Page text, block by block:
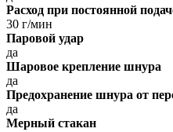
Расход при постоянной
30 г/мин
Паровой удар
да
Шаровое крепление шнура
да
Предохранение шнура от
да
Мерный стакан